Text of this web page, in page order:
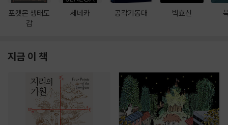
포켓몬 생태도
감
세네카 공각기동대 박효신
지금 이 책